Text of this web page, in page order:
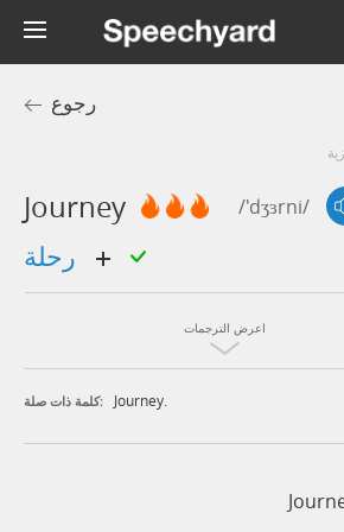
رجوع
Journey /'dʒɜrni/
اعرض الترجمات
كلمة ذات صلة: Journey.